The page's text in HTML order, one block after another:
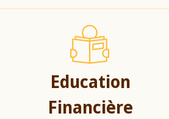
Education
Financière